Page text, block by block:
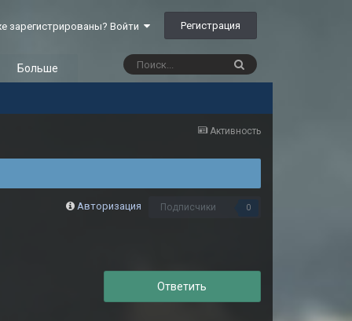
зарегистрированы? Войти Регистрация
Больше
Активность
Авторизация Подписчики 0
Ответить